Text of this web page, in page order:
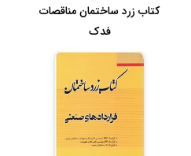
کتاب زرد ساختمان مناقصات
فدک